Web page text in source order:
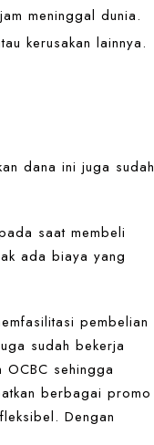
meninggal dunia.
kerusakan lainnya.
dana ini juga sudah
saat membeli
ada biaya yang
pembelian
sudah bekerja
sehingga
berbagai promo
Dengan